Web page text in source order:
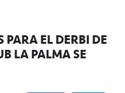
EL DERBI DE
LA PALMA SE